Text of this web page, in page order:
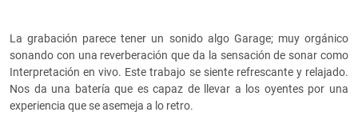
La grabación parece tener un sonido algo Garage; muy orgánico
sonando con una reverberación que da la sensación de sonar como
Interpretación en vivo. Este trabajo se siente refrescante y relajado.
Nos da una batería que es capaz de llevar a los oyentes por una
experiencia que se asemeja a lo retro.